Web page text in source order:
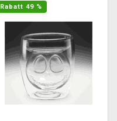
Rabatt 49 %